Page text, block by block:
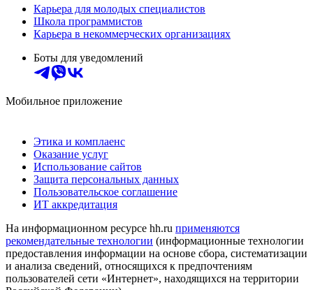
Карьера для молодых специалистов
Школа программистов
Карьера в некоммерческих организациях
Боты для уведомлений
Мобильное приложение
Этика и комплаенс
Оказание услуг
Использование сайтов
Защита персональных данных
Пользовательское соглашение
ИТ аккредитация
На информационном ресурсе hh.ru применяются
рекомендательные технологии (информационные технологии
предоставления информации на основе сбора, систематизации
и анализа сведений, относящихся к предпочтениям
пользователей сети «Интернет», находящихся на территории